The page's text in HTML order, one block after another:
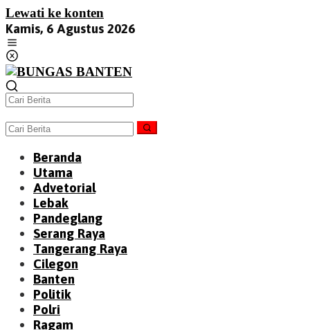
Lewati ke konten
Kamis, 6 Agustus 2026
Beranda
Utama
Advetorial
Lebak
Pandeglang
Serang Raya
Tangerang Raya
Cilegon
Banten
Politik
Polri
Ragam